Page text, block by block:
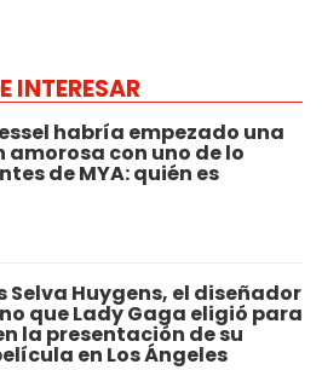
INTERESAR
habría empezado una
amorosa con uno de lo
de MYA: quién es
Selva Huygens, el diseñador
que Lady Gaga eligió para
la presentación de su
en Los Ángeles